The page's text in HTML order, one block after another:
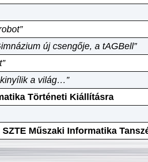
új csengője, a tAGBell”
a világ…”
Történeti Kiállításra
Műszaki Informatika